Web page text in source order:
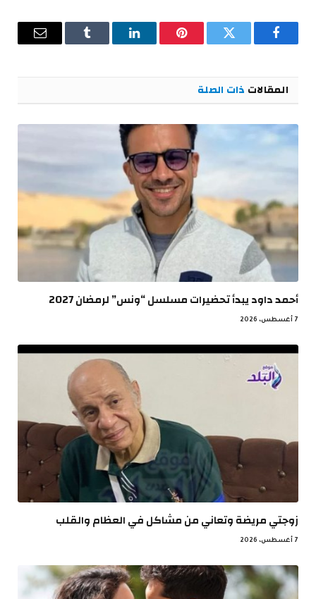
فيسبوك تويتر بينتيريستلينكدإن Tumblr
البريد
المقالات ذات الصلة
أحمد داود يبدأ تحضيرات مسلسل “ونس” لرمضان 2027
7 أغسطس، 2026
زوجتي مريضة وتعاني من مشاكل في العظام والقلب
7 أغسطس، 2026